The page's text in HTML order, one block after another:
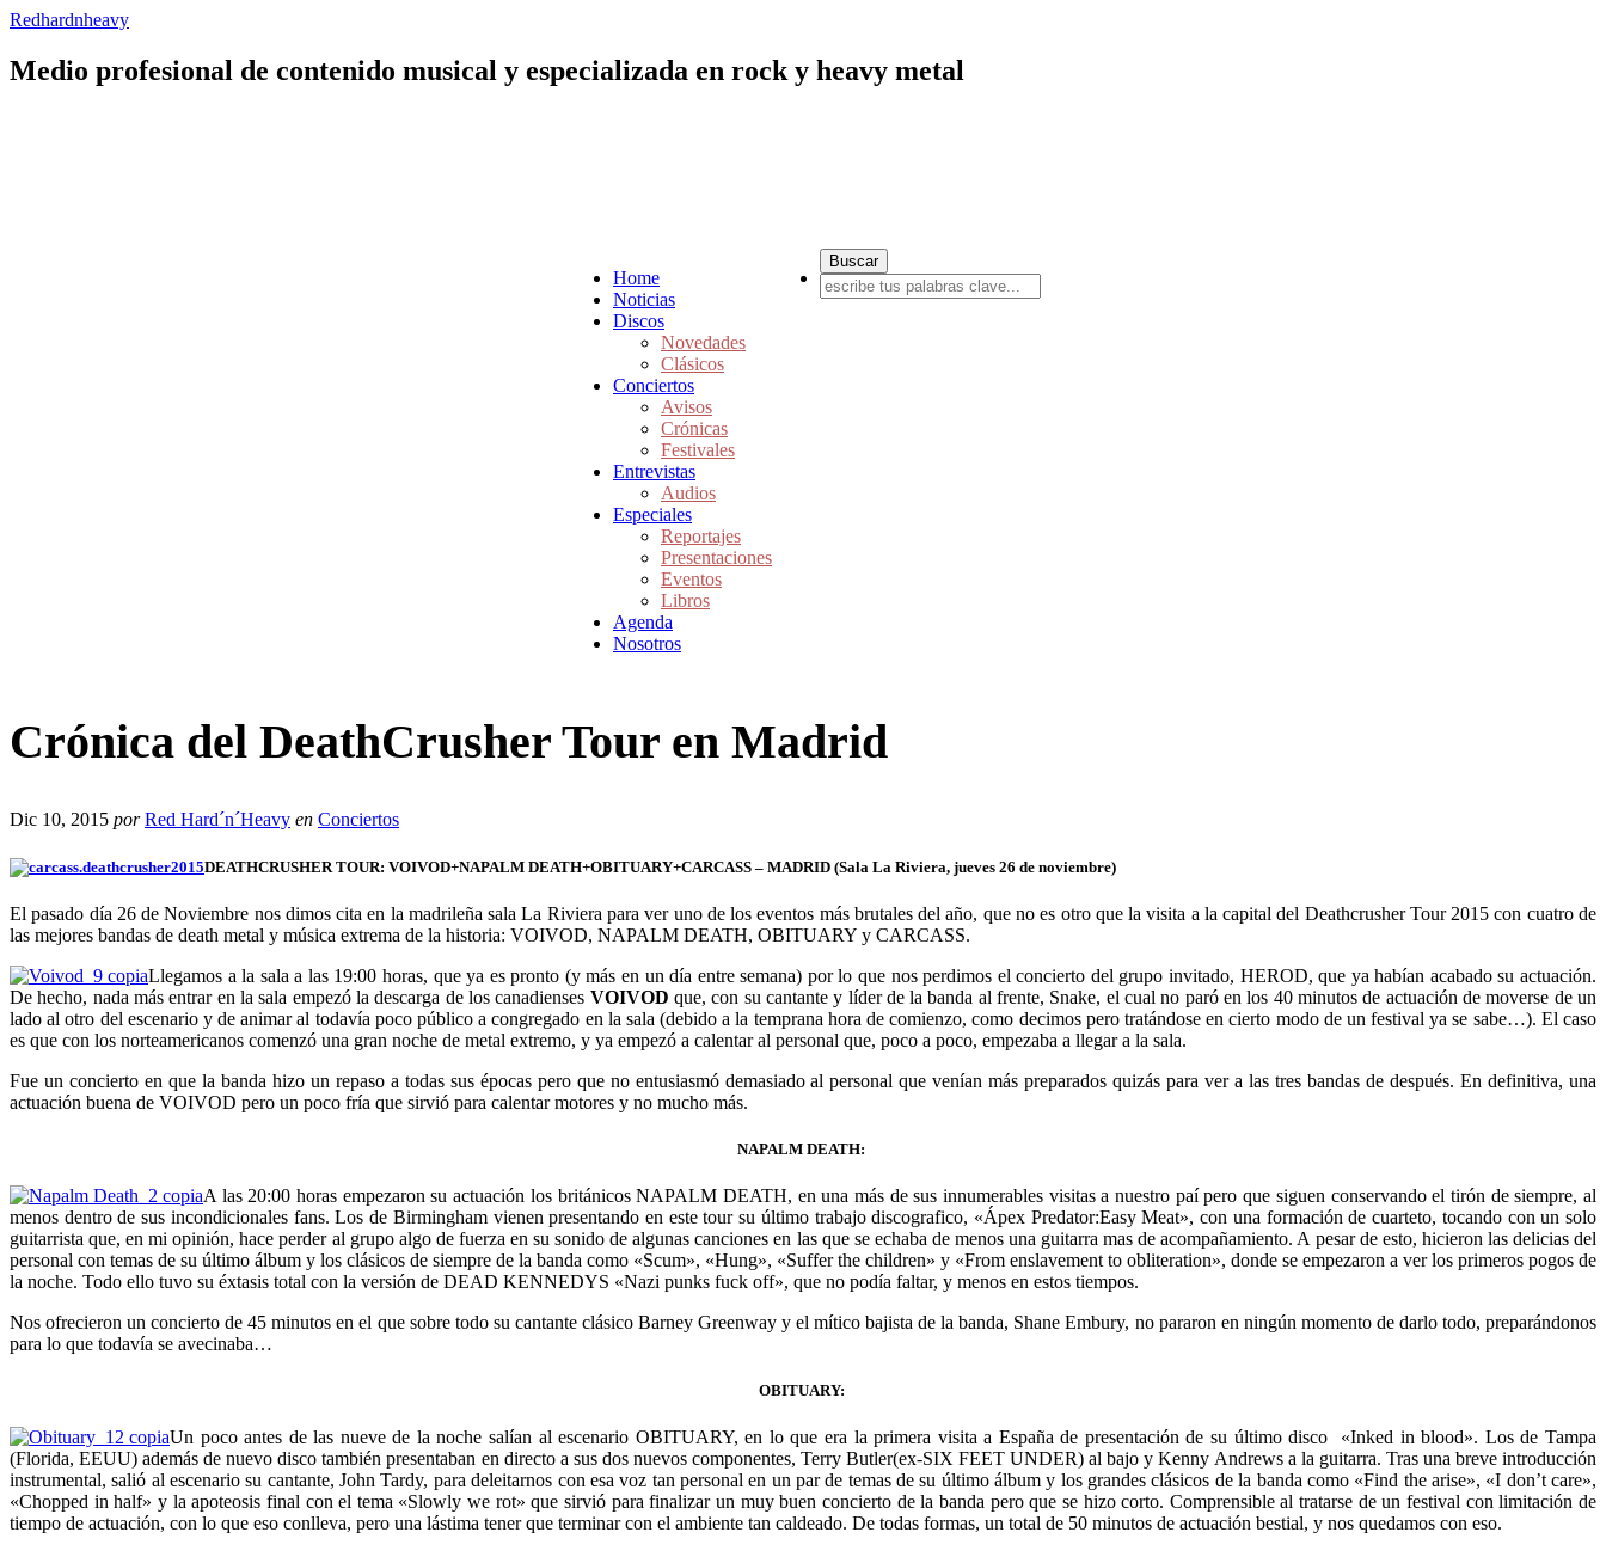
Redhardnheavy
Medio profesional de contenido musical y especializada en rock y heavy metal
Home
Noticias
Discos
Novedades
Clásicos
Conciertos
Avisos
Crónicas
Festivales
Entrevistas
Audios
Especiales
Reportajes
Presentaciones
Eventos
Libros
Agenda
Nosotros
Crónica del DeathCrusher Tour en Madrid
Dic 10, 2015 por Red Hard´n´Heavy en Conciertos
DEATHCRUSHER TOUR: VOIVOD+NAPALM DEATH+OBITUARY+CARCASS – MADRID (Sala La Riviera, jueves 26 de noviembre)
El pasado día 26 de Noviembre nos dimos cita en la madrileña sala La Riviera para ver uno de los eventos más brutales del año, que no es otro que la visita a la capital del Deathcrusher Tour 2015 con cuatro de
las mejores bandas de death metal y música extrema de la historia: VOIVOD, NAPALM DEATH, OBITUARY y CARCASS.
Llegamos a la sala a las 19:00 horas, que ya es pronto (y más en un día entre semana) por lo que nos perdimos el concierto del grupo invitado, HEROD, que ya habían acabado su actuación.
De hecho, nada más entrar en la sala empezó la descarga de los canadienses VOIVOD que, con su cantante y líder de la banda al frente, Snake, el cual no paró en los 40 minutos de actuación de moverse de un
lado al otro del escenario y de animar al todavía poco público a congregado en la sala (debido a la temprana hora de comienzo, como decimos pero tratándose en cierto modo de un festival ya se sabe…). El caso
es que con los norteamericanos comenzó una gran noche de metal extremo, y ya empezó a calentar al personal que, poco a poco, empezaba a llegar a la sala.
Fue un concierto en que la banda hizo un repaso a todas sus épocas pero que no entusiasmó demasiado al personal que venían más preparados quizás para ver a las tres bandas de después. En definitiva, una
actuación buena de VOIVOD pero un poco fría que sirvió para calentar motores y no mucho más.
NAPALM DEATH:
A las 20:00 horas empezaron su actuación los británicos NAPALM DEATH, en una más de sus innumerables visitas a nuestro paí pero que siguen conservando el tirón de siempre, al
menos dentro de sus incondicionales fans. Los de Birmingham vienen presentando en este tour su último trabajo discografico, «Ápex Predator:Easy Meat», con una formación de cuarteto, tocando con un solo
guitarrista que, en mi opinión, hace perder al grupo algo de fuerza en su sonido de algunas canciones en las que se echaba de menos una guitarra mas de acompañamiento. A pesar de esto, hicieron las delicias del
personal con temas de su último álbum y los clásicos de siempre de la banda como «Scum», «Hung», «Suffer the children» y «From enslavement to obliteration», donde se empezaron a ver los primeros pogos de
la noche. Todo ello tuvo su éxtasis total con la versión de DEAD KENNEDYS «Nazi punks fuck off», que no podía faltar, y menos en estos tiempos.
Nos ofrecieron un concierto de 45 minutos en el que sobre todo su cantante clásico Barney Greenway y el mítico bajista de la banda, Shane Embury, no pararon en ningún momento de darlo todo, preparándonos
para lo que todavía se avecinaba…
OBITUARY:
Un poco antes de las nueve de la noche salían al escenario OBITUARY, en lo que era la primera visita a España de presentación de su último disco «Inked in blood». Los de Tampa
(Florida, EEUU) además de nuevo disco también presentaban en directo a sus dos nuevos componentes, Terry Butler(ex-SIX FEET UNDER) al bajo y Kenny Andrews a la guitarra. Tras una breve introducción
instrumental, salió al escenario su cantante, John Tardy, para deleitarnos con esa voz tan personal en un par de temas de su último álbum y los grandes clásicos de la banda como «Find the arise», «I don’t care»,
«Chopped in half» y la apoteosis final con el tema «Slowly we rot» que sirvió para finalizar un muy buen concierto de la banda pero que se hizo corto. Comprensible al tratarse de un festival con limitación de
tiempo de actuación, con lo que eso conlleva, pero una lástima tener que terminar con el ambiente tan caldeado. De todas formas, un total de 50 minutos de actuación bestial, y nos quedamos con eso.